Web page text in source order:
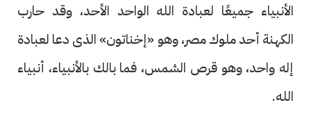
الأنبياء جميعًا لعبادة الله الواحد الأحد، وقد حارب
الكهنة أحد ملوك مصر، وهو «إخناتون» الذى دعا لعبادة
إله واحد، وهو قرص الشمس، فما بالك بالأنبياء، أنبياء
الله.